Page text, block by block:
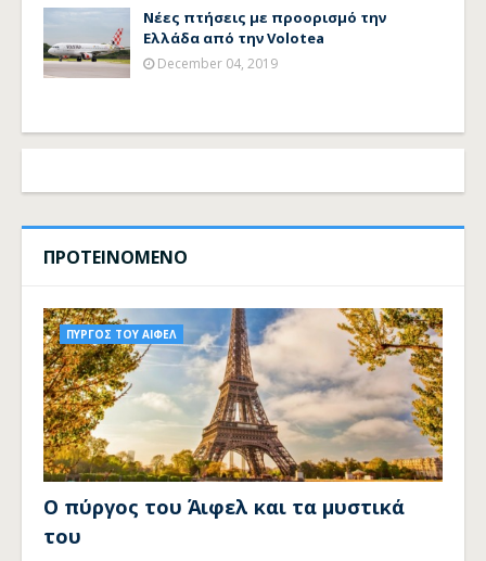
Νέες πτήσεις με προορισμό την
Ελλάδα από την Volotea
December 04, 2019
ΠΡΟΤΕΙΝΟΜΕΝΟ
ΠΥΡΓΟΣ ΤΟΥ ΑΙΦΕΛ
Ο πύργος του Άιφελ και τα μυστικά
του